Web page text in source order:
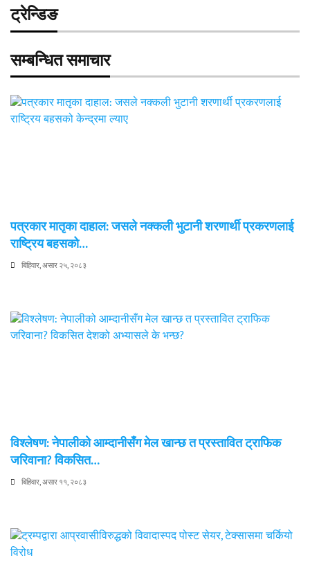
ट्रेन्डिङ
सम्बन्धित समाचार
पत्रकार मातृका दाहाल: जसले नक्कली भुटानी शरणार्थी प्रकरणलाई
राष्ट्रिय बहसको…
बिहिवार, असार २५, २०८३
विश्लेषण: नेपालीको आम्दानीसँग मेल खान्छ त प्रस्तावित ट्राफिक
जरिवाना? विकसित…
बिहिवार, असार ११, २०८३